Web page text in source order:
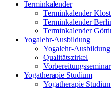
Terminkalender
Terminkalender
Terminkalender
Terminkalender
Yogalehr-Ausbildung
Yogalehr-Ausbildung
Qualitätszirkel
Vorbereitungsseminar
Yogatherapie Studium
Yogatherapie